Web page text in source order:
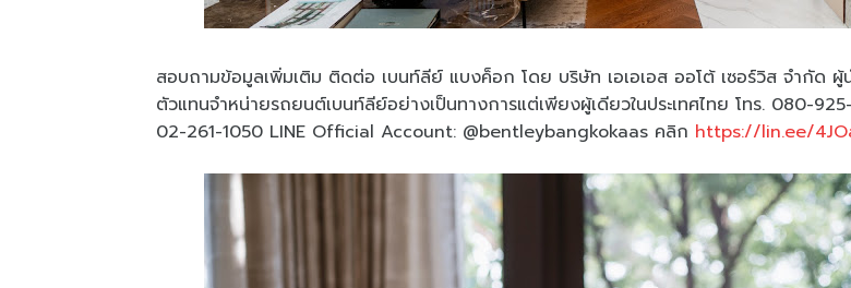
สอบถามข้อมูลเพิ่มเติม ติดต่อ เบนท์ลีย์ แบงค็อก โดย บริษัท เอเอเอส ออโต้ เซอร์วิส จำกัด ผู้น
ตัวแทนจำหน่ายรถยนต์เบนท์ลีย์อย่างเป็นทางการแต่เพียงผู้เดียวในประเทศไทย โทร. 080-
02-261-1050 LINE Official Account: @bentleybangkokaas คลิก https://lin.ee/